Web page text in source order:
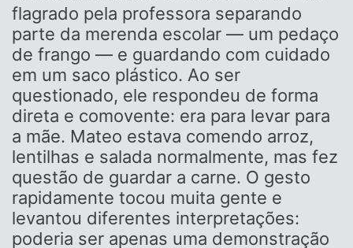
flagrado pela professora separando
parte da merenda escolar — um pedaço
de frango — e guardando com cuidado
em um saco plástico. Ao ser
questionado, ele respondeu de forma
direta e comovente: era para levar para
a mãe. Mateo estava comendo arroz,
lentilhas e salada normalmente, mas fez
questão de guardar a carne. O gesto
rapidamente tocou muita gente e
levantou diferentes interpretações:
poderia ser apenas uma demonstração